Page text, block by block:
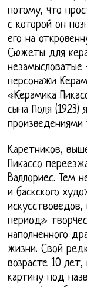
потому, что
с которой он
его на
Сюжеты для
персонажи
«Керамика
сына Поля (1923)
произведениями
Каретников,
Пикассо
Валлориес. Тем
и баскского
период»
наполненного
жизни. Свой
возрасте 10
картину под